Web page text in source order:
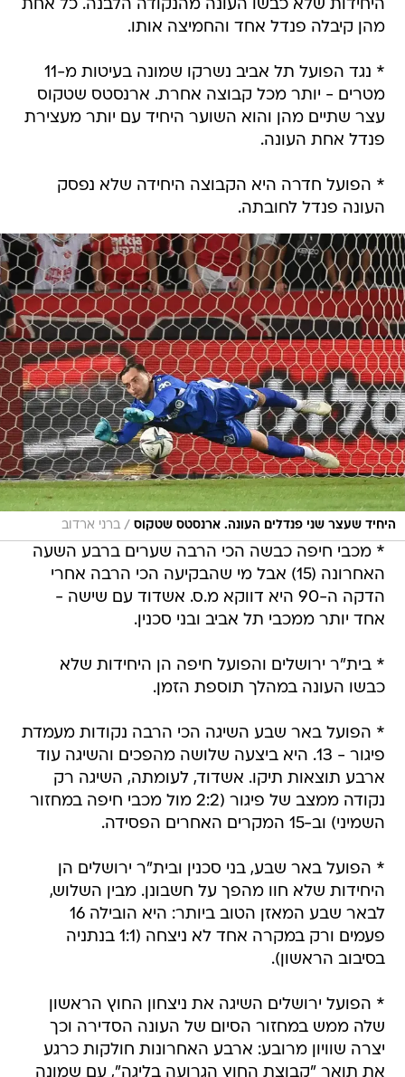
היחידות שלא כבשו העונה מהנקודה הלבנה. כל אחת
מהן קיבלה פנדל אחד והחמיצה אותו.
* נגד הפועל תל אביב נשרקו שמונה בעיטות מ-11
מטרים - יותר מכל קבוצה אחרת. ארנסטס שטקוס
עצר שתיים מהן והוא השוער היחיד עם יותר מעצירת
פנדל אחת העונה.
* הפועל חדרה היא הקבוצה היחידה שלא נפסק
העונה פנדל לחובתה.
היחיד שעצר שני פנדלים העונה. ארנסטס שטקוס / ברני ארדוב
* מכבי חיפה כבשה הכי הרבה שערים ברבע השעה
האחרונה (15) אבל מי שהבקיעה הכי הרבה אחרי
הדקה ה-90 היא דווקא מ.ס. אשדוד עם שישה -
אחד יותר ממכבי תל אביב ובני סכנין.
* בית"ר ירושלים והפועל חיפה הן היחידות שלא
כבשו העונה במהלך תוספת הזמן.
* הפועל באר שבע השיגה הכי הרבה נקודות מעמדת
פיגור - 13. היא ביצעה שלושה מהפכים והשיגה עוד
ארבע תוצאות תיקו. אשדוד, לעומתה, השיגה רק
נקודה ממצב של פיגור (2:2 מול מכבי חיפה במחזור
השמיני) וב-15 המקרים האחרים הפסידה.
* הפועל באר שבע, בני סכנין ובית"ר ירושלים הן
היחידות שלא חוו מהפך על חשבונן. מבין השלוש,
לבאר שבע המאזן הטוב ביותר: היא הובילה 16
פעמים ורק במקרה אחד לא ניצחה (1:1 בנתניה
בסיבוב הראשון).
* הפועל ירושלים השיגה את ניצחון החוץ הראשון
שלה ממש במחזור הסיום של העונה הסדירה וכך
יצרה שוויון מרובע: ארבע האחרונות חולקות כרגע
את תואר "קבוצת החוץ הגרועה בליגה", עם שמונה